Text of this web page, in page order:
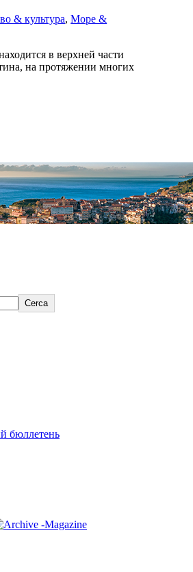
& культура,Море &
в верхней части
на протяжении многих
Cerca
бюллетень